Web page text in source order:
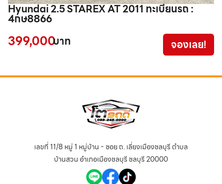
Hyundai 2.5 STAREX AT 2011 ทะเบียนรถ :
4กษ8866
399,000บาท จองเลย!
เลขที่ 11/8 หมู่ 1 หมู่บ้าน - ซอย ถ. เลี่ยงเมืองชลบุรี ตำบล
บ้านสวน อำเภอเมืองชลบุรี ชลบุรี 20000